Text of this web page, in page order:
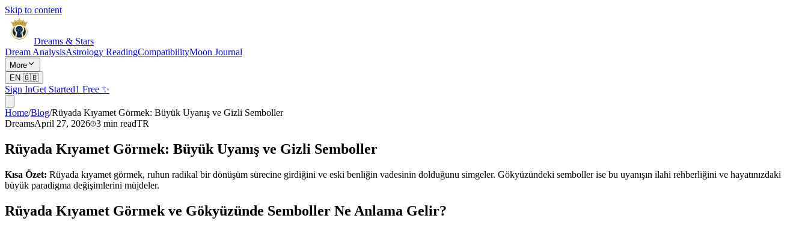
Skip to content
Dreams & Stars
Dream AnalysisAstrology ReadingCompatibilityMoon Journal
More
EN 🇬🇧
Sign InGet Started1 Free ✨
Home/Blog/Rüyada Kıyamet Görmek: Büyük Uyanış ve Gizli Semboller
DreamsApril 27, 2026 3 min readTR
Rüyada Kıyamet Görmek: Büyük Uyanış ve Gizli Semboller
Kısa Özet: Rüyada kıyamet görmek, ruhun radikal bir dönüşüm sürecine girdiğini ve eski benliğin vadesinin dolduğunu simgeler. Gökyüzündeki semboller ise bu uyanışın ilahi rehberliğini ve hayatınızdaki
büyük paradigma değişimlerini müjdeler.
Rüyada Kıyamet Görmek ve Gökyüzünde Semboller Ne Anlama Gelir?